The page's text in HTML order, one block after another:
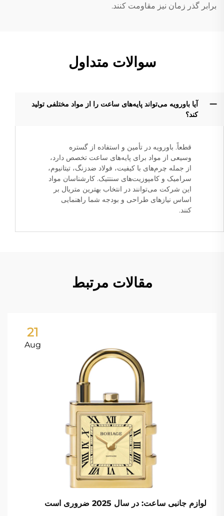
برابر گذر زمان نیز مقاومت کنند.
سوالات متداول
آیا باورویه می‌تواند پایه‌های ساعت را از مواد مختلفی تولید
کند؟
قطعاً. باورویه در تأمین و استفاده از گستره
وسیعی از مواد برای پایه‌های ساعت تخصص دارد،
از جمله چرم‌های با کیفیت، فولاد ضدزنگ، تیتانیوم،
سرامیک و کامپوزیت‌های سنتتیک. کارشناسان مواد
این شرکت می‌توانند در انتخاب بهترین متریال بر
اساس نیازهای طراحی و بودجه شما راهنمایی
کنند.
مقالات مرتبط
21
Aug
لوازم جانبی ساعت: در سال 2025 ضروری است